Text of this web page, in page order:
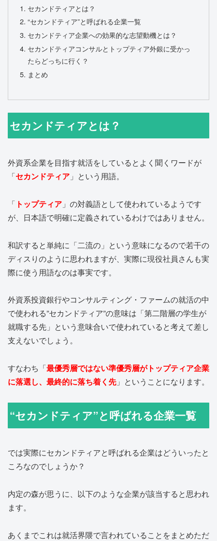
セカンドティアとは？
“セカンドティア”と呼ばれる企業一覧
セカンドティア企業への効果的な志望動機とは？
セカンドティアコンサルとトップティア外銀に受かっ
たらどっちに行く？
まとめ
セカンドティアとは？
外資系企業を目指す就活をしているとよく聞くワードが
「セカンドティア 」という用語。
「 トップティア 」の対義語として使われているようです
が、日本語で明確に定義されているわけではありません。
和訳すると単純に「二流の」という意味になるので若干の
ディスりのように思われますが、実際に現役社員さんも実
際に使う用語なのは事実です。
外資系投資銀行やコンサルティング・ファームの就活の中
で使われる”セカンドティア”の意味は「第二階層の学生が
就職する先」という意味合いで使われていると考えて差し
支えないでしょう。
すなわち「最優秀層ではない準優秀層がトップティア企業
に落選し、最終的に落ち着く先」ということになります。
“セカンドティア”と呼ばれる企業一覧
では実際にセカンドティアと呼ばれる企業はどういったと
ころなのでしょうか？
内定の森が思うに、以下のような企業が該当すると思われ
ます。
あくまでこれは就活界隈で言われていることをまとめただ